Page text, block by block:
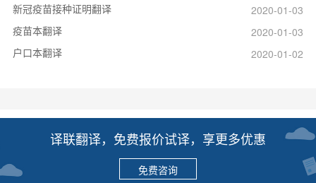
新冠疫苗接种证明翻译
2020-01-03
疫苗本翻译
2020-01-03
户口本翻译
2020-01-02
译联翻译，免费报价试译，享更多优惠
免费咨询